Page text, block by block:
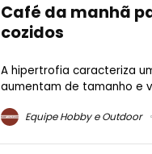
Café da manhã
cozidos
A hipertrofia caracteriza
aumentam de tamanho e
Equipe Hobby e Outdoor